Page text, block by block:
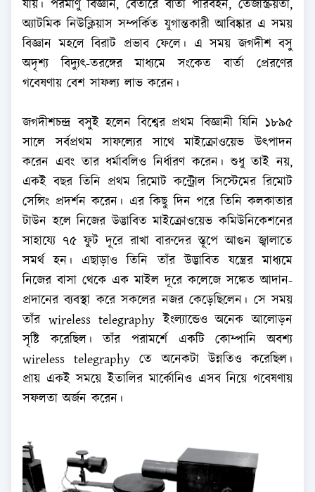
যায়। পরমাণু বিজ্ঞান, বেতারে বার্তা পরিবহন, তেজস্ক্রিয়তা,
অ্যাটমিক নিউক্লিয়াস সম্পর্কিত যুগান্তকারী আবিষ্কার এ সময়
বিজ্ঞান মহলে বিরাট প্রভাব ফেলে। এ সময় জগদীশ বসু
অদৃশ্য বিদ্যুৎ-তরঙ্গের মাধ্যমে সংকেত বার্তা প্রেরণের
গবেষণায় বেশ সাফল্য লাভ করেন।
জগদীশচন্দ্র বসুই হলেন বিশ্বের প্রথম বিজ্ঞানী যিনি ১৮৯৫
সালে সর্বপ্রথম সাফল্যের সাথে মাইক্রোওয়েভ উৎপাদন
করেন এবং তার ধর্মাবলিও নির্ধারণ করেন। শুধু তাই নয়,
একই বছর তিনি প্রথম রিমোট কন্ট্রোল সিস্টেমের রিমোট
সেন্সিং প্রদর্শন করেন। এর কিছু দিন পরে তিনি কলকাতার
টাউন হলে নিজের উদ্ভাবিত মাইক্রোওয়েভ কমিউনিকেশনের
সাহায্যে ৭৫ ফুট দূরে রাখা বারুদের স্তূপে আগুন জ্বালাতে
সমর্থ হন। এছাড়াও তিনি তাঁর উদ্ভাবিত যন্ত্রের মাধ্যমে
নিজের বাসা থেকে এক মাইল দূরে কলেজে সঙ্কেত আদান-
প্রদানের ব্যবস্থা করে সকলের নজর কেড়েছিলেন। সে সময়
তাঁর wireless telegraphy ইংল্যান্ডেও অনেক আলোড়ন
সৃষ্টি করেছিল। তাঁর পরামর্শে একটি কোম্পানি অবশ্য
wireless telegraphy তে অনেকটা উন্নতিও করেছিল।
প্রায় একই সময়ে ইতালির মার্কোনিও এসব নিয়ে গবেষণায়
সফলতা অর্জন করেন।